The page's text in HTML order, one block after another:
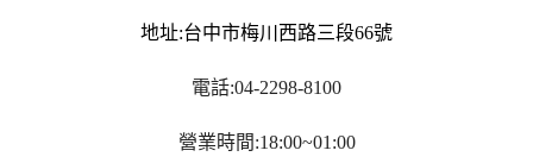
地址:台中市梅川西路三段66號
電話:04-2298-8100
營業時間:18:00~01:00